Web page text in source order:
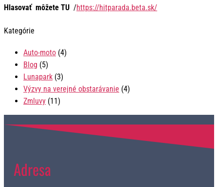
Hlasovať môžete TU /https://hitparada.beta.sk/
Kategórie
Auto-moto (4)
Blog (5)
Lunapark (3)
Výzvy na verejné obstarávanie (4)
Zmluvy (11)
Adresa